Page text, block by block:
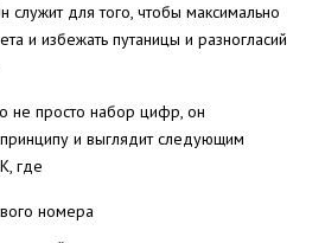
для того, чтобы максимально
и избежать путаницы и разногласий
не просто набор цифр, он
и выглядит следующим
где
номера